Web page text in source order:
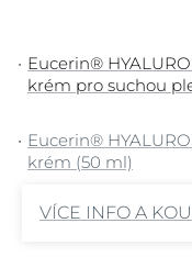
Eucerin®
krém pro suchou
Eucerin®
krém (50 ml)
VÍCE INFO A